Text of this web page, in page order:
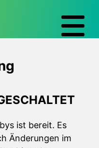
ist bereit. Es
Änderungen im